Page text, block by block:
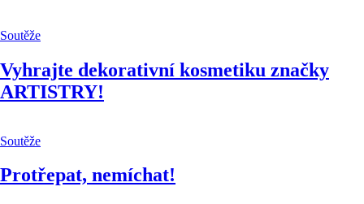
Soutěže
Vyhrajte dekorativní kosmetiku značky
ARTISTRY!
Soutěže
Protřepat, nemíchat!